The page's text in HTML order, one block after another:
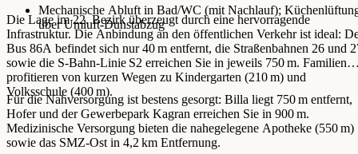
Mechanische Abluft in Bad/WC (mit Nachlauf);
über Umluft‑Dunstabzug
Die Lage im 22. Bezirk überzeugt durch eine hervorragende
Infrastruktur. Die Anbindung an den öffentlichen Verkehr ist ideal:
Bus 86A befindet sich nur 40 m entfernt, die Straßenbahnen 26 und
sowie die S-Bahn-Linie S2 erreichen Sie in jeweils 750 m. Familien
profitieren von kurzen Wegen zu Kindergarten (210 m) und
Volksschule (400 m).
Für die Nahversorgung ist bestens gesorgt: Billa liegt 750 m entfernt,
Hofer und der Gewerbepark Kagran erreichen Sie in 900 m.
Medizinische Versorgung bieten die nahegelegene Apotheke (550 m)
sowie das SMZ-Ost in 4,2 km Entfernung.